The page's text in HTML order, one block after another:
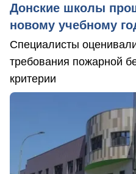
Донские школы
новому учебному
Специалисты
требования пожарной
критерии